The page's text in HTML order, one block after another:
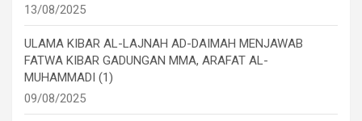
13/08/2025
ULAMA KIBAR AL-LAJNAH AD-DAIMAH MENJAWAB
FATWA KIBAR GADUNGAN MMA, ARAFAT AL-
MUHAMMADI (1)
09/08/2025